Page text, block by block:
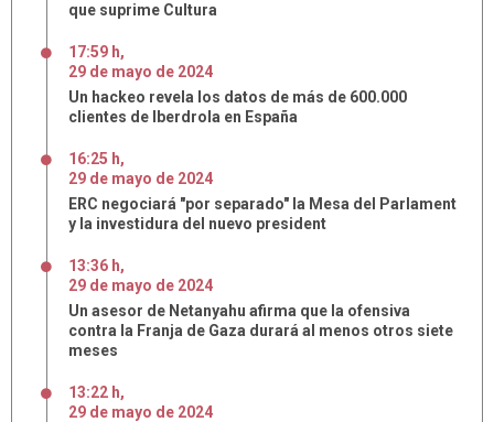
que suprime Cultura
17:59 h,
29 de mayo de 2024
Un hackeo revela los datos de más de 600.000
clientes de Iberdrola en España
16:25 h,
29 de mayo de 2024
ERC negociará "por separado" la Mesa del Parlament
y la investidura del nuevo president
13:36 h,
29 de mayo de 2024
Un asesor de Netanyahu afirma que la ofensiva
contra la Franja de Gaza durará al menos otros siete
meses
13:22 h,
29 de mayo de 2024